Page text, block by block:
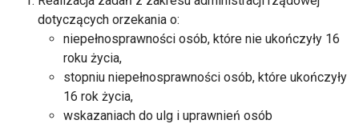
dotyczących orzekania o:
niepełnosprawności osób, które nie ukończyły 16
roku życia,
stopniu niepełnosprawności osób, które ukończyły
16 rok życia,
wskazaniach do ulg i uprawnień osób